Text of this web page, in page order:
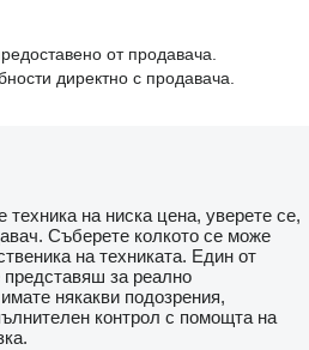
от продавача.
директно с продавача.
на ниска цена, уверете се,
Съберете колкото се може
на техниката. Един от
за реално
някакви подозрения,
контрол с помощта на